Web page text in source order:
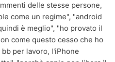
delle stesse persone,
come un regime", "android
è meglio", "ho provato il
come questo cesso che ho
per lavoro, l'iPhone